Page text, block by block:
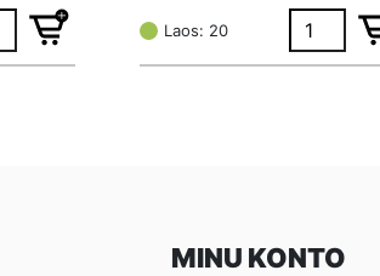
oli:
€ 0,08.
is:
€ 0,06.
Laos: 20
MINU KONTO